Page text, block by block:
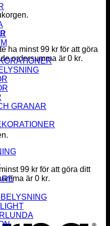
ha minst99 kr för att göra
ordersumma är 0 kr.
99 kr för att göra ditt
är 0 kr.
GRANAR